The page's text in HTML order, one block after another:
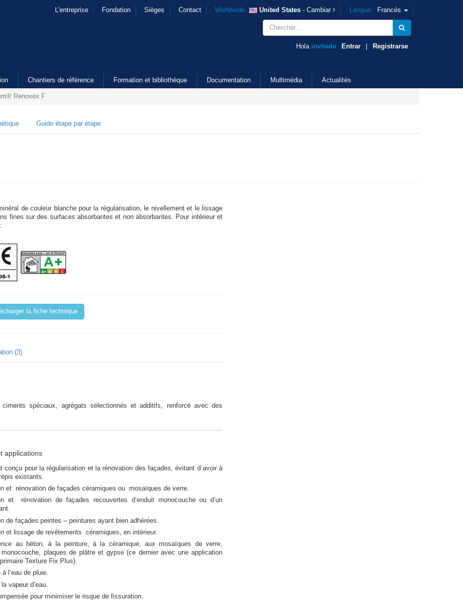
L'entreprise Fondation Sièges Contact Worldwide United States - Cambiar Langue: Francés
Hola invitado Entrar Registrarse
Chantiers de référence Formation et bibliothèque Documentation Multimédia Actualités
Renovex F
Guide étape par étape
de couleur blanche pour la régularisation, le nivellement et le lissage
fines sur des surfaces absorbantes et non absorbantes. Pour intérieur et
la fiche technique
(3)
spéciaux, agrégats sélectionnés et additifs, renforcé avec des
applications
conçu pour la régularisation et la rénovation des façades, évitant d´avoir à
existants.
et rénovation de façades céramiques ou mosaïques de verre.
et rénovation de façades recouvertes d’enduit monocouche ou d’un
de façades peintes – peintures ayant bien adhérées.
et lissage de revêtements céramiques, en intérieur.
au béton, à la peinture, à la céramique, aux mosaïques de verre,
monocouche, plaques de plâtre et gypse (ce dernier avec une application
Texture Fix Plus).
à l’eau de pluie.
vapeur d’eau.
pour minimiser le risque de fissuration.